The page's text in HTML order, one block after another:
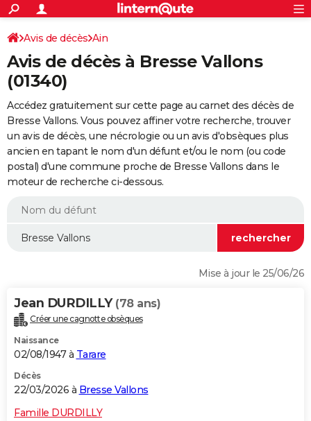
ACTUALITÉS
Politique
Société
Faits Divers
Education
Monde
Villes
+
SPORT
Coupe du monde 2026
Football
Tennis
Cyclisme
Rugby
Forum
FINANCE
Retraite
Impôts
Epargne
Immobilier
Risques naturels par ville
Banque
Assurance
Crédit
Essais
Réserver un essai
Citadines
Berlines
SUV
Forum auto
+
HIGH-TECH
Mobiles
Meilleur smartphone
Internet
Ordinateurs
Jeux vidéo
Guide high-tech
+BRICOLAGE
Forum
Aménagement intérieur
Extérieur
Cuisine
Salle de bains
Jardinage
Rangement
WEEK-END
Guides de France
Escapades
Patrimoine
Expositions
Musées
Week-end nature
LIFESTYLE
Alimentation
Guide de la santé
Maladies
Médicaments
Sommeil
VOYAGE
Destinations
City break
Voyage nature
Voyage de noces
Forum
Climat
+PHOTO
GUIDES D'ACHAT
BONS PLANS
CARTE DE VOEUX
Avis de décès Ain
Avis de décès à Bresse Vallons
(01340)
Accédez gratuitement sur cette page au carnet des décès de
Bresse Vallons. Vous pouvez affiner votre recherche, trouver
un avis de décès, une nécrologie ou un avis d'obsèques plus
ancien en tapant le nom d'un défunt et/ou le nom (ou code
postal) d'une commune proche de Bresse Vallons dans le
moteur de recherche ci-dessous.
Mise à jour le 25/06/26
Jean DURDILLY (78 ans)
Créer une cagnotte obsèques
Naissance
02/08/1947 à Tarare
Décès
22/03/2026 à Bresse Vallons
Famille DURDILLY